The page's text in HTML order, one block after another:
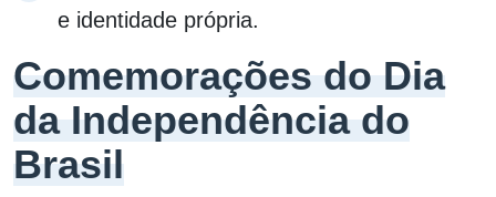
e identidade própria.
Comemorações do Dia
da Independência do
Brasil